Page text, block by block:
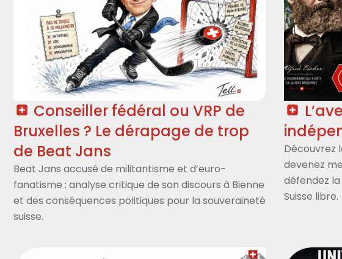
Conseiller fédéral ou VRP de
Bruxelles ? Le dérapage de trop
de Beat Jans
Beat Jans accusé de militantisme et d’euro-
fanatisme : analyse critique de son discours à Bienne
et des conséquences politiques pour la souveraineté
suisse.
Découvrez
devenez
défendez
Suisse libre.